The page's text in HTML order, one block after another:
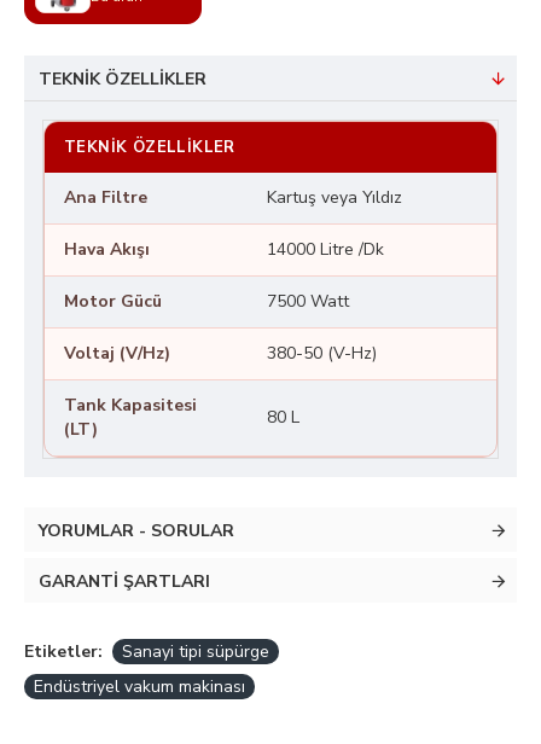
TEKNIK ÖZELLIKLER
TEKNIK ÖZELLIKLER
Ana Filtre Kartuş veya Yıldız
Hava Akışı 14000 Litre /Dk
Motor Gücü 7500 Watt
Voltaj (V/Hz) 380-50 (V-Hz)
Tank Kapasitesi
(LT)
80 L
YORUMLAR - SORULAR
GARANTI ŞARTLARI
Etiketler:
Sanayi tipi süpürge
Endüstriyel vakum makinası